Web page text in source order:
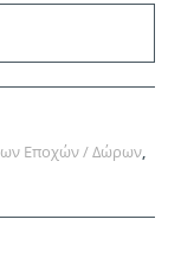
Εποχών / Δώρων,